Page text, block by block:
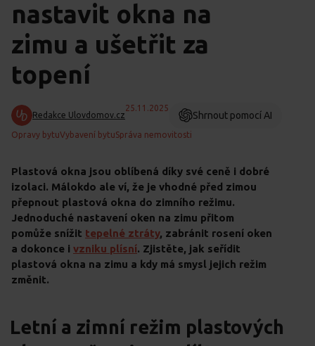
nastavit okna na
zimu a ušetřit za
topení
Redakce Ulovdomov.cz
25.11.2025
Shrnout pomocí AI
Opravy bytuVybavení bytuSpráva nemovitosti
Plastová okna jsou oblíbená díky své ceně i dobré
izolaci. Málokdo ale ví, že je vhodné před zimou
přepnout plastová okna do zimního režimu.
Jednoduché nastavení oken na zimu přitom
pomůže snížit tepelné ztráty, zabránit rosení oken
a dokonce i vzniku plísní. Zjistěte, jak seřídit
plastová okna na zimu a kdy má smysl jejich režim
změnit.
Letní a zimní režim plastových